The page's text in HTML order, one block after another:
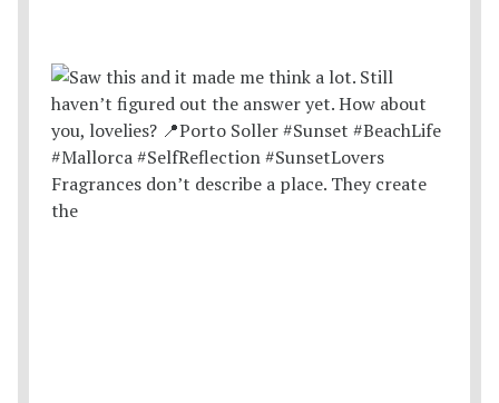
Fragrances don’t describe a place. They create
the